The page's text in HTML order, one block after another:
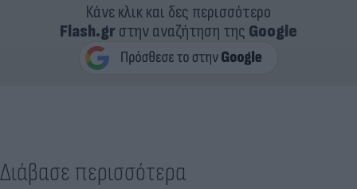
Κάνε κλικ και δες περισσότερο
Flash.grστην αναζήτηση της Google
Διάβασε περισσότερα